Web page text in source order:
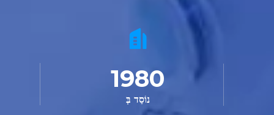
1980
נוֹסַד בְּ